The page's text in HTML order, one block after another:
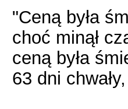
"Ceną była
choć minął
ceną była
63 dni